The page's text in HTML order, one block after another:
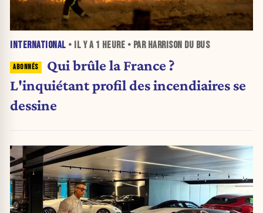
INTERNATIONAL • IL Y A 1 HEURE • PAR HARRISON DU BUS
Qui brûle la France ?
L'inquiétant profil des incendiaires se
dessine